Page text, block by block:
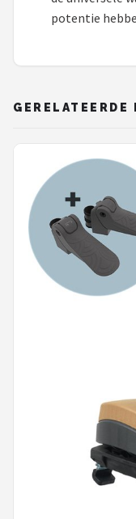
potentie
GERELATEERDE